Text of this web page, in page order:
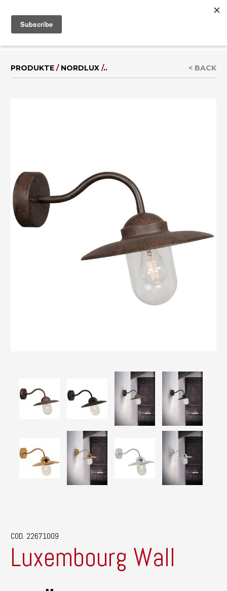
PRODUKTE/ NORDLUX /.. < BACK
COD. 22671009
Luxembourg Wall